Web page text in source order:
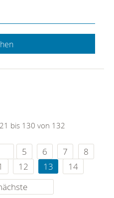
bis 130 von 132
5 6 7
8
12 13
14